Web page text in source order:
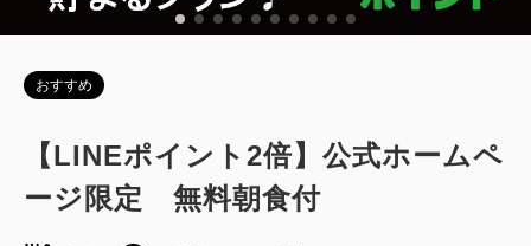
おすすめ
【LINEポイント2倍】公式ホームペ
ージ限定 無料朝食付